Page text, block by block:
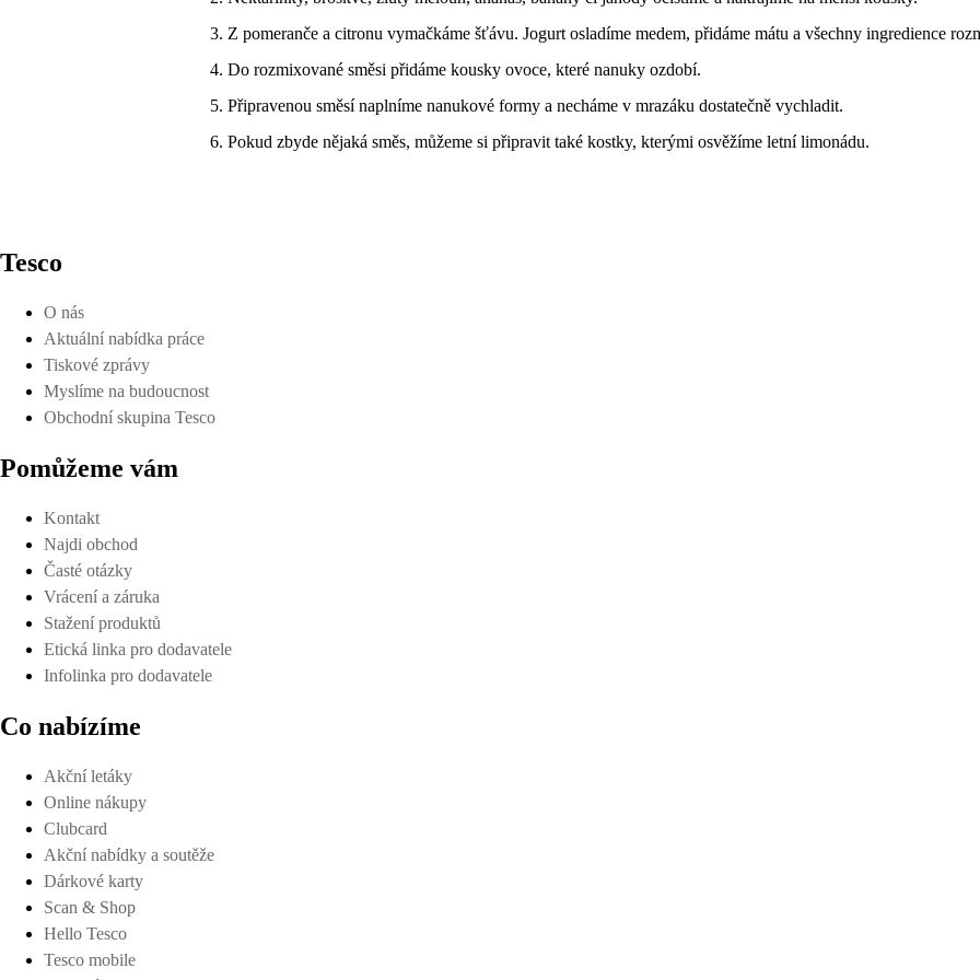
Z pomeranče a citronu vymačkáme šťávu. Jogurt osladíme medem, přidáme mátu a všechny ingredience
Do rozmixované směsi přidáme kousky ovoce, které nanuky ozdobí.
Připravenou směsí naplníme nanukové formy a necháme v mrazáku dostatečně vychladit.
Pokud zbyde nějaká směs, můžeme si připravit také kostky, kterými osvěžíme letní limonádu.
Tesco
O nás
Aktuální nabídka práce
Tiskové zprávy
Myslíme na budoucnost
Obchodní skupina Tesco
Pomůžeme vám
Kontakt
Najdi obchod
Časté otázky
Vrácení a záruka
Stažení produktů
Etická linka pro dodavatele
Infolinka pro dodavatele
Co nabízíme
Akční letáky
Online nákupy
Clubcard
Akční nabídky a soutěže
Dárkové karty
Scan & Shop
Hello Tesco
Tesco mobile